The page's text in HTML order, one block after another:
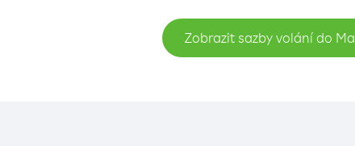
Zobrazit sazby volání do